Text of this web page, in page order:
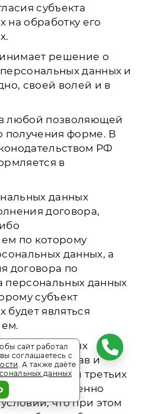
субъекта
на обработку его
решение о
данных и
своей волей и в
любой позволяющей
получения форме. В
РФ
в
данных
договора,
по которому
данных, а
договора по
персональных данных
субъект
будет являться
данных
прав и
или третьих
общественно
что при этом
сайт работал
соглашаетесь с
. А также даёте
данных